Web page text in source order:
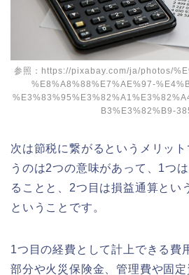
参照：https://pixabay.com/ja/photos/
%E8%A8%88%E7%AE%97-
B3%E3%82%B9-
次は節税に繋がるというメリッ
うのは2つの意味があって、1つ
ることと、2つ目は損益通算とい
ということです。
1つ目の経費として計上できる費
部分や火災保険金、管理費や固